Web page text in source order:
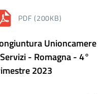
PDF (200KB)
Unioncamere
- Romagna - 4°
2023